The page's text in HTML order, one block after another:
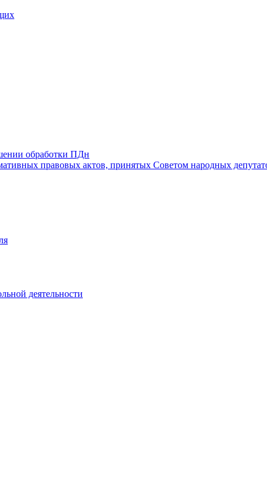
обработки ПДн
правовых актов, принятых Советом народных
деятельности